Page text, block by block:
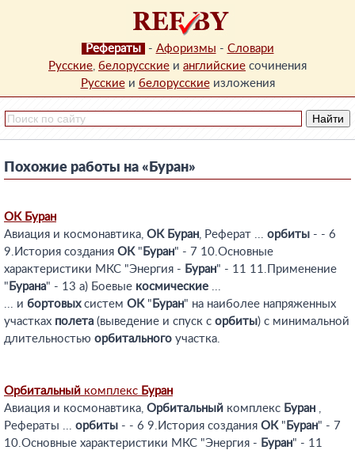
Рефераты - Афоризмы - Словари
Русские, белорусские и английские сочинения
Русскиеи белорусскиеизложения
Похожие работы на «Буран»
ОК Буран
Авиация и космонавтика, ОК Буран, Реферат ... орбиты - - 6
9.История создания ОК" Буран" - 7 10.Основные
характеристики МКС "Энергия - Буран" - 11 11.Применение
" Бурана" - 13 а) Боевые космические ...
... и бортовыхсистем ОК" Буран" на наиболее напряженных
участках полета (выведение и спуск с орбиты) с минимальной
длительностью орбитального участка.
Орбитальный комплекс Буран
Авиация и космонавтика, Орбитальный комплекс Буран ,
Рефераты ... орбиты - - 6 9.История создания ОК" Буран" - 7
10.Основные характеристики МКС "Энергия - Буран" - 11